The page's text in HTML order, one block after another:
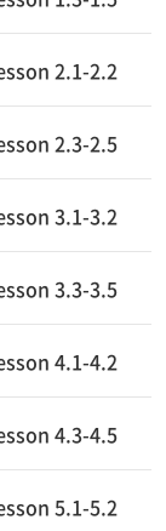
2.1-2.2
2.3-2.5
3.1-3.2
3.3-3.5
4.1-4.2
4.3-4.5
5.1-5.2